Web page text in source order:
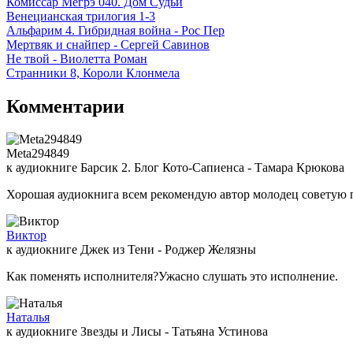
Венецианская трилогия 1-3
Альфарим 4. Гибридная война - Рос Пер
Мертвяк и снайпер - Сергей Савинов
Не твой - Виолетта Роман
Странники 8, Короли Клонмела
Комментарии
Meta294849
к аудиокниге Барсик 2. Блог Кото-Сапиенса - Тамара Крюкова
Хорошая аудиокнига всем рекомендую автор молодец советую
Виктор
к аудиокниге Джек из Тени - Роджер Желязны
Как поменять исполнителя?Ужасно слушать это исполнение.
Наталья
к аудиокниге Звезды и Лисы - Татьяна Устинова